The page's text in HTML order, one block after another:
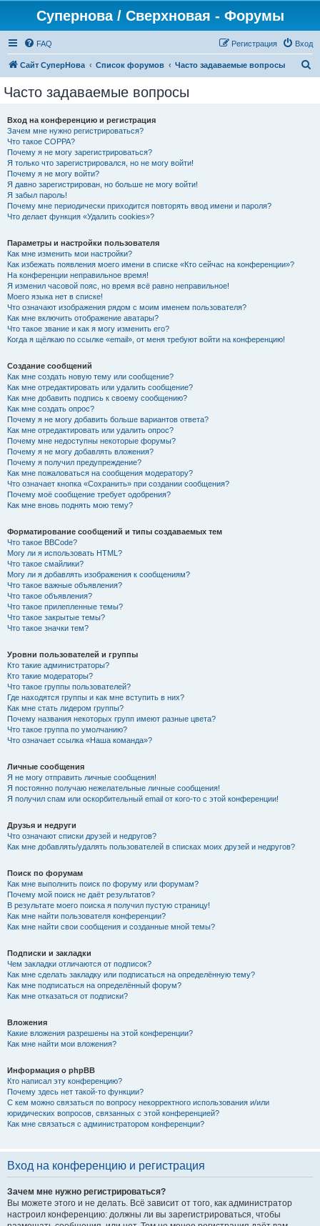
Супернова / Сверхновая - Форумы
FAQ Вход
Регистрация
Сайт СуперНова Список форумов Часто задаваемые вопросы
Часто задаваемые вопросы
Вход на конференцию и регистрация
Зачем мне нужно регистрироваться?
Что такое COPPA?
Почему я не могу зарегистрироваться?
Я только что зарегистрировался, но не могу войти!
Почему я не могу войти?
Я давно зарегистрирован, но больше не могу войти!
Я забыл пароль!
Почему мне периодически приходится повторять ввод имени и пароля?
Что делает функция «Удалить cookies»?
Параметры и настройки пользователя
Как мне изменить мои настройки?
Как избежать появления моего имени в списке «Кто сейчас на конференции»?
На конференции неправильное время!
Я изменил часовой пояс, но время всё равно неправильное!
Моего языка нет в списке!
Что означают изображения рядом с моим именем пользователя?
Как мне включить отображение аватары?
Что такое звание и как я могу изменить его?
Когда я щёлкаю по ссылке «email», от меня требуют войти на конференцию!
Создание сообщений
Как мне создать новую тему или сообщение?
Как мне отредактировать или удалить сообщение?
Как мне добавить подпись к своему сообщению?
Как мне создать опрос?
Почему я не могу добавить больше вариантов ответа?
Как мне отредактировать или удалить опрос?
Почему мне недоступны некоторые форумы?
Почему я не могу добавлять вложения?
Почему я получил предупреждение?
Как мне пожаловаться на сообщения модератору?
Что означает кнопка «Сохранить» при создании сообщения?
Почему моё сообщение требует одобрения?
Как мне вновь поднять мою тему?
Форматирование сообщений и типы создаваемых тем
Что такое BBCode?
Могу ли я использовать HTML?
Что такое смайлики?
Могу ли я добавлять изображения к сообщениям?
Что такое важные объявления?
Что такое объявления?
Что такое прилепленные темы?
Что такое закрытые темы?
Что такое значки тем?
Уровни пользователей и группы
Кто такие администраторы?
Кто такие модераторы?
Что такое группы пользователей?
Где находятся группы и как мне вступить в них?
Как мне стать лидером группы?
Почему названия некоторых групп имеют разные цвета?
Что такое группа по умолчанию?
Что означает ссылка «Наша команда»?
Личные сообщения
Я не могу отправить личные сообщения!
Я постоянно получаю нежелательные личные сообщения!
Я получил спам или оскорбительный email от кого-то с этой конференции!
Друзья и недруги
Что означают списки друзей и недругов?
Как мне добавлять/удалять пользователей в списках моих друзей и недругов?
Поиск по форумам
Как мне выполнить поиск по форуму или форумам?
Почему мой поиск не даёт результатов?
В результате моего поиска я получил пустую страницу!
Как мне найти пользователя конференции?
Как мне найти свои сообщения и созданные мной темы?
Подписки и закладки
Чем закладки отличаются от подписок?
Как мне сделать закладку или подписаться на определённую тему?
Как мне подписаться на определённый форум?
Как мне отказаться от подписки?
Вложения
Какие вложения разрешены на этой конференции?
Как мне найти мои вложения?
Информация о phpBB
Кто написал эту конференцию?
Почему здесь нет такой-то функции?
С кем можно связаться по вопросу некорректного использования и/или
юридических вопросов, связанных с этой конференцией?
Как мне связаться с администратором конференции?
Вход на конференцию и регистрация
Зачем мне нужно регистрироваться?
Вы можете этого и не делать. Всё зависит от того, как администратор
настроил конференцию: должны ли вы зарегистрироваться, чтобы